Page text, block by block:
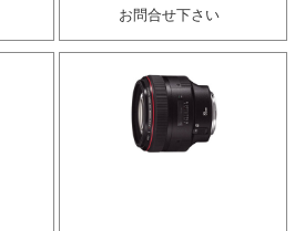
お問合せ下さい